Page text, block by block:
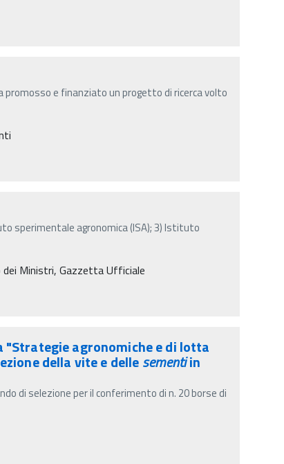
promosso e finanziato un progetto di ricerca volto
sperimentale agronomica (ISA); 3) Istituto
dei Ministri, Gazzetta Ufficiale
"Strategie agronomiche e di lotta
della vite e dellesementiin
di selezione per il conferimento di n. 20 borse di